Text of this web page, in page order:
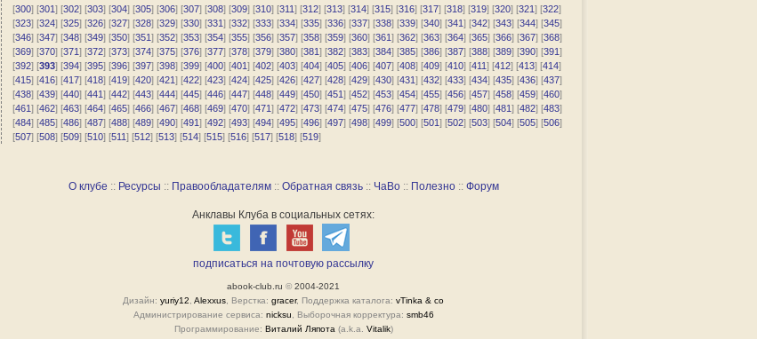
[300] [301] [302] [303] [304] [305] [306] [307] [308] [309] [310] [311] [312] [313] [314] [315] [316] [317] [318] [319] [320] [321] [322]
[323] [324] [325] [326] [327] [328] [329] [330] [331] [332] [333] [334] [335] [336] [337] [338] [339] [340] [341] [342] [343] [344] [345]
[346] [347] [348] [349] [350] [351] [352] [353] [354] [355] [356] [357] [358] [359] [360] [361] [362] [363] [364] [365] [366] [367] [368]
[369] [370] [371] [372] [373] [374] [375] [376] [377] [378] [379] [380] [381] [382] [383] [384] [385] [386] [387] [388] [389] [390] [391]
[392] [393] [394] [395] [396] [397] [398] [399] [400] [401] [402] [403] [404] [405] [406] [407] [408] [409] [410] [411] [412] [413] [414]
[415] [416] [417] [418] [419] [420] [421] [422] [423] [424] [425] [426] [427] [428] [429] [430] [431] [432] [433] [434] [435] [436] [437]
[438] [439] [440] [441] [442] [443] [444] [445] [446] [447] [448] [449] [450] [451] [452] [453] [454] [455] [456] [457] [458] [459] [460]
[461] [462] [463] [464] [465] [466] [467] [468] [469] [470] [471] [472] [473] [474] [475] [476] [477] [478] [479] [480] [481] [482] [483]
[484] [485] [486] [487] [488] [489] [490] [491] [492] [493] [494] [495] [496] [497] [498] [499] [500] [501] [502] [503] [504] [505] [506]
[507] [508] [509] [510] [511] [512] [513] [514] [515] [516] [517] [518] [519]
О клубе :: Ресурсы :: Правообладателям :: Обратная связь :: ЧаВо :: Полезно :: Форум
Анклавы Клуба в социальных сетях:
подписаться на почтовую рассылку
abook-club.ru © 2004-2021
Дизайн: yuriy12 Alexxus , Верстка: gracer, Поддержка каталога: vTinka & co
Администрирование сервиса: nicksu , Выборочная корректура: smb46
Программирование: Виталий Ляпота (a.k.a. Vitalik)